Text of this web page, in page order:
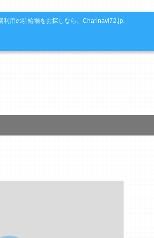
利用の駐輪場をお探しなら、Charinavi72.jp.